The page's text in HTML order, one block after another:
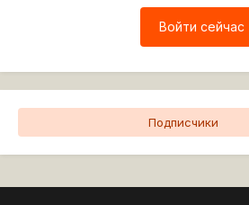
Войти сейчас
Подписчики